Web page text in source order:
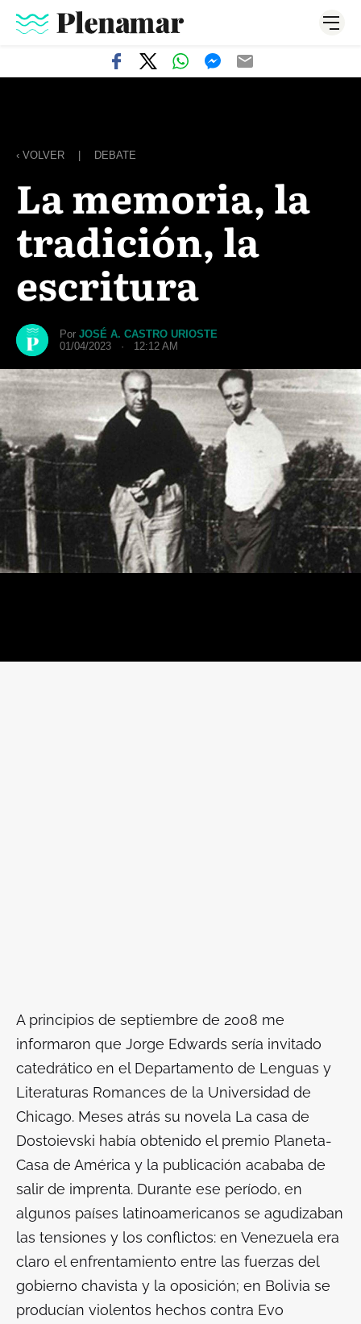
‹ VOLVER DEBATE
La memoria, la
tradición, la
escritura
Por JOSÉ A. CASTRO URIOSTE
01/04/2023 · 12:12 AM
A principios de septiembre de 2008 me
informaron que Jorge Edwards sería invitado
catedrático en el Departamento de Lenguas y
Literaturas Romances de la Universidad de
Chicago. Meses atrás su novela La casa de
Dostoievski había obtenido el premio Planeta-
Casa de América y la publicación acababa de
salir de imprenta. Durante ese período, en
algunos países latinoamericanos se agudizaban
las tensiones y los conflictos: en Venezuela era
claro el enfrentamiento entre las fuerzas del
gobierno chavista y la oposición; en Bolivia se
producían violentos hechos contra Evo